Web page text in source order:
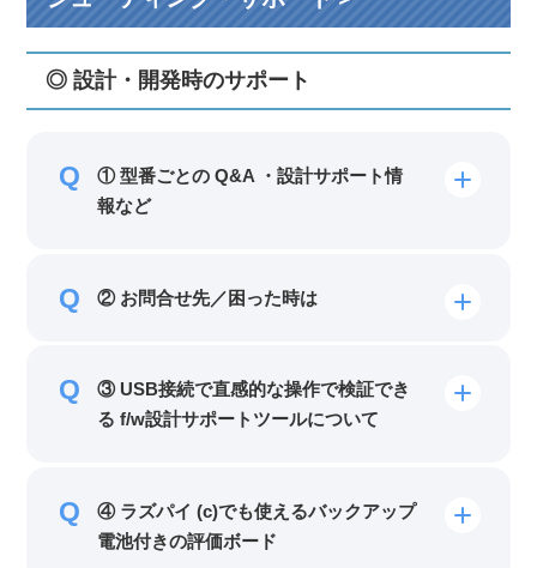
◎ 設計・開発時のサポート
① 型番ごとの Q&A ・設計サポート情
報など
② お問合せ先／困った時は
③ USB接続で直感的な操作で検証でき
る f/w設計サポートツールについて
④ ラズパイ (c)でも使えるバックアップ
電池付きの評価ボード